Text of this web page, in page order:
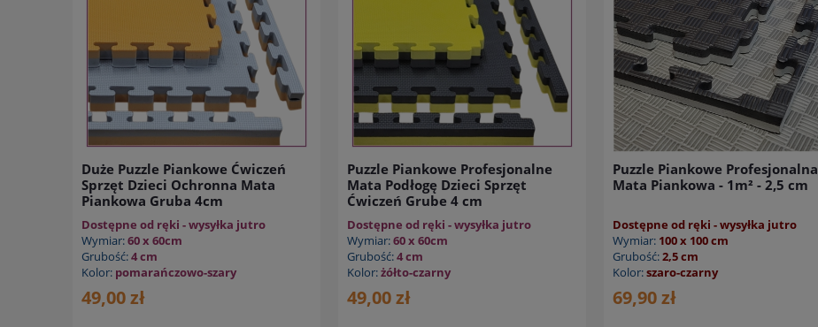
Duże Puzzle Piankowe Ćwiczeń
Sprzęt Dzieci Ochronna Mata
Piankowa Gruba 4cm
Dostępne od ręki - wysyłka jutro
Wymiar:60 x 60cm
Grubość:4 cm
Kolor: pomarańczowo-szary
49,00 zł
Puzzle Piankowe Profesjonalne
Mata Podłogę Dzieci Sprzęt
Ćwiczeń Grube 4 cm
Dostępne od ręki - wysyłka jutro
Wymiar:60 x 60cm
Grubość:4 cm
Kolor:żółto-czarny
49,00 zł
Puzzle Piankowe Profesjonalna
Mata Piankowa - 1m² - 2,5 cm
Dostępne od ręki - wysyłka jutro
Wymiar: 100 x 100 cm
Grubość:2,5 cm
Kolor:szaro-czarny
69,90 zł